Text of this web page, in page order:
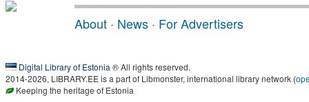
About · News · For Advertisers
Digital Library of Estonia ® All rights reserved.
2014-2026, LIBRARY.EE is a part of Libmonster, international library network (
Keeping the heritage of Estonia